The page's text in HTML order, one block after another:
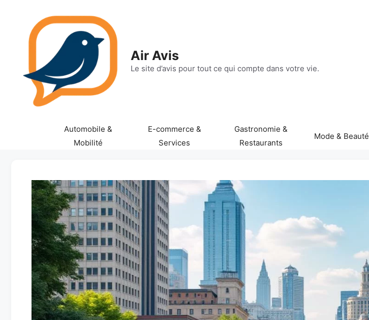
contenu
Air Avis
Le site d’avis pour tout ce qui compte dans votre vie.
Automobile &
Mobilité
E-commerce &
Services
Gastronomie &
Restaurants
Mode & Beauté